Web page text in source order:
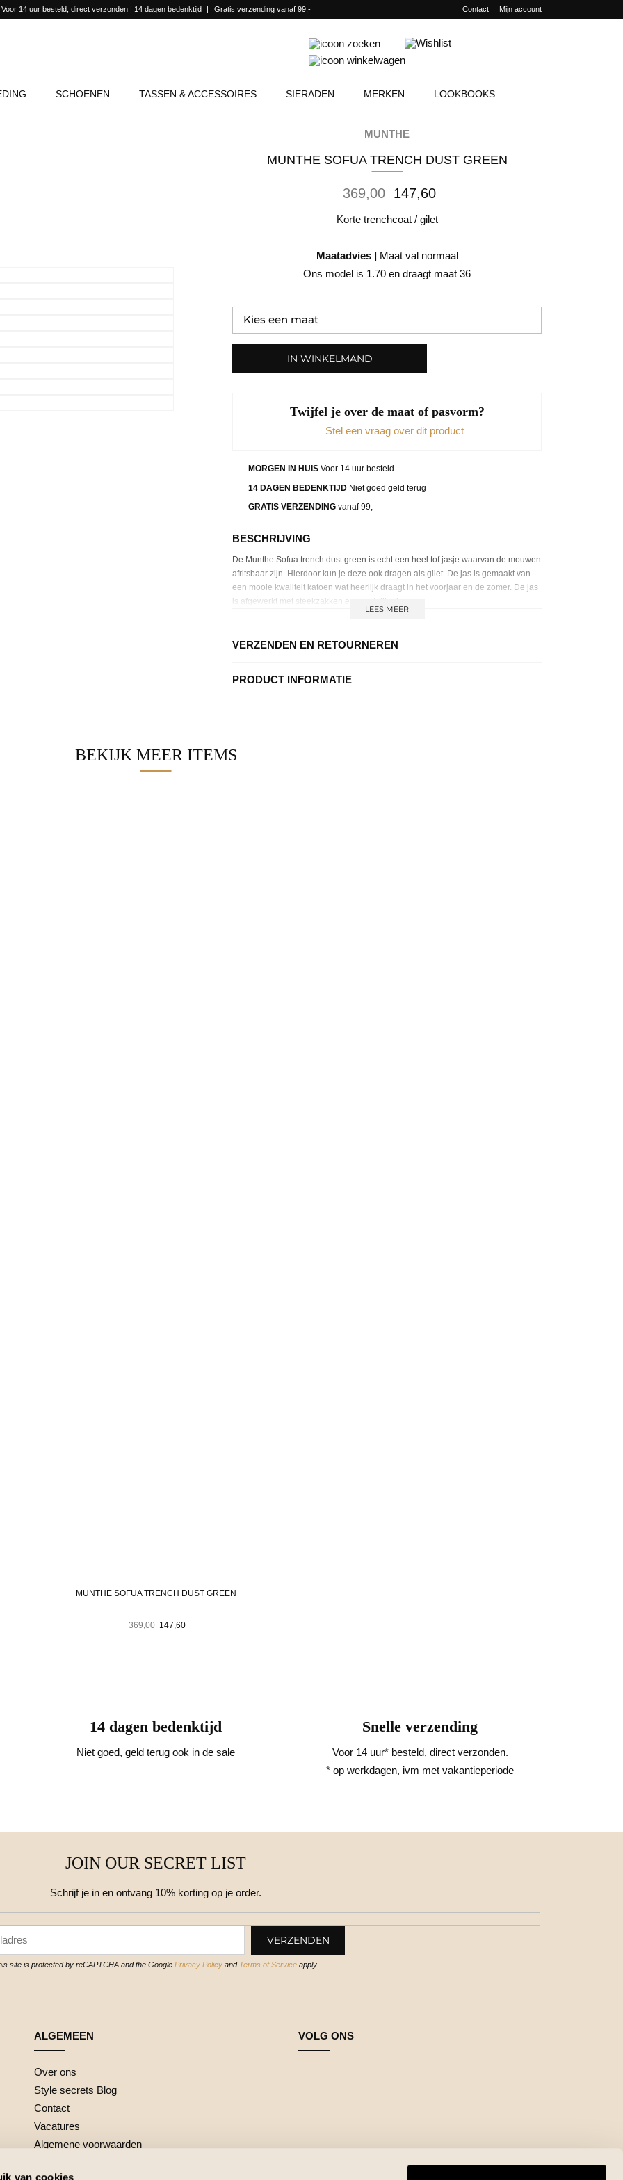
van cookies
Voor 14 uur besteld, direct verzonden | 14 dagen bedenktijd Gratis verzending vanaf 99,- Contact Mijn account
zoeken
SCHOENEN TASSEN & ACCESSOIRES SIERADEN MERKEN LOOKBOOKS
MUNTHE
MUNTHE SOFUA TRENCH DUST GREEN
369,00
Oorspronkelijke
was:
147,60Huidige
is:
Korte trenchcoat / gilet
Maatadvies | Maat val normaal
Ons model is 1.70 en draagt maat 36
IN WINKELMAND
Twijfel je over de maat of pasvorm?
Stel een vraag over dit product
MORGEN IN HUISVoor 14 uur besteld
14 DAGEN BEDENKTIJDNiet goed geld terug
GRATIS VERZENDINGvanaf 99,-
BESCHRIJVING
De Munthe Sofua trench dust green is echt een heel tof jasje waarvan de mouwen
afritsbaar zijn. Hierdoor kun je deze ook dragen als gilet. De jas is gemaakt van
een mooie kwaliteit katoen wat heerlijk draagt in het voorjaar en de zomer. De jas
is afgewerkt met steekzakken en een taille riem.
LEES MEER
VERZENDEN EN RETOURNEREN
PRODUCT INFORMATIE
BEKIJK MEER ITEMS
MUNTHE SOFUA TRENCH DUST GREEN
369,00 Oorspronkelijke
147,60Huidige
14 dagen bedenktijd
Niet goed, geld terug ook in de sale
Snelle verzending
Voor 14 uur* besteld, direct verzonden.
* op werkdagen, ivm met vakantieperiode
JOIN OUR SECRET LIST
Schrijf je in en ontvang 10% korting op je order.
site is protected by reCAPTCHA and the Google Privacy Policy and Terms of Service apply.
ALGEMEEN
Over ons
Style secrets Blog
Contact
Vacatures
Algemene voorwaarden
VOLG ONS